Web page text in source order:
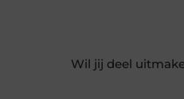
Wil jij deel